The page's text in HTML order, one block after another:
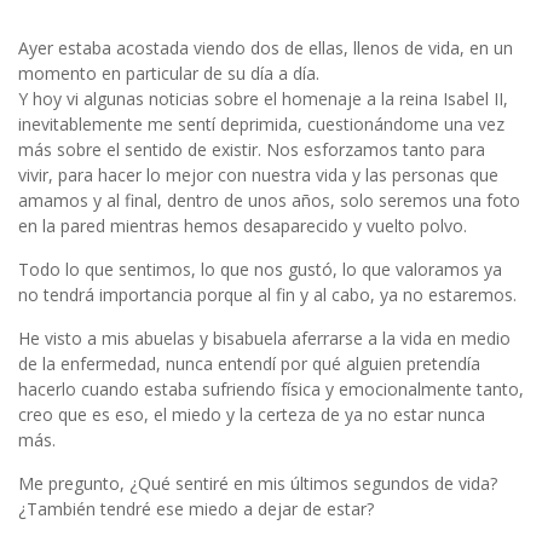
Ayer estaba acostada viendo dos de ellas, llenos de vida, en un
momento en particular de su día a día.
Y hoy vi algunas noticias sobre el homenaje a la reina Isabel II,
inevitablemente me sentí deprimida, cuestionándome una vez
más sobre el sentido de existir. Nos esforzamos tanto para
vivir, para hacer lo mejor con nuestra vida y las personas que
amamos y al final, dentro de unos años, solo seremos una foto
en la pared mientras hemos desaparecido y vuelto polvo.
Todo lo que sentimos, lo que nos gustó, lo que valoramos ya
no tendrá importancia porque al fin y al cabo, ya no estaremos.
He visto a mis abuelas y bisabuela aferrarse a la vida en medio
de la enfermedad, nunca entendí por qué alguien pretendía
hacerlo cuando estaba sufriendo física y emocionalmente tanto,
creo que es eso, el miedo y la certeza de ya no estar nunca
más.
Me pregunto, ¿Qué sentiré en mis últimos segundos de vida?
¿También tendré ese miedo a dejar de estar?